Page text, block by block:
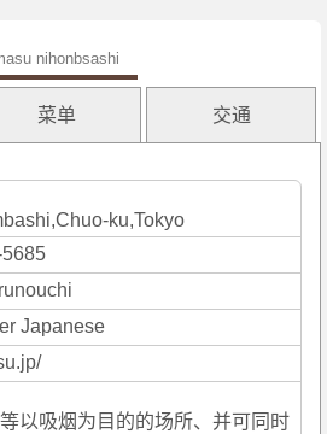
nihonbsashi
菜单 交通
ku,Tokyo
Japanese
以吸烟为目的的场所、并可同时